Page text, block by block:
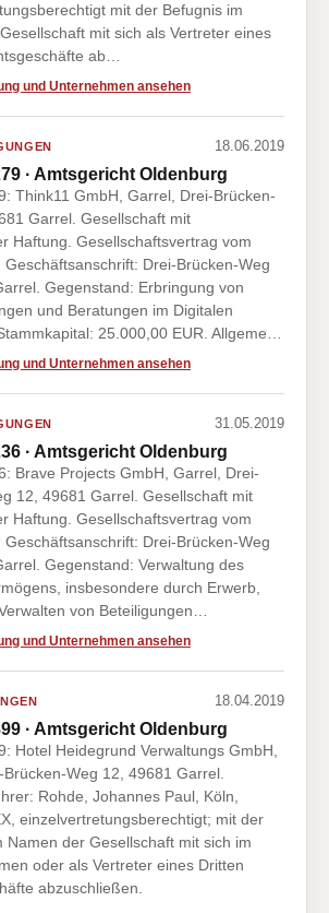
mit der Befugnis im
mit sich als Vertreter eines
ab…
und Unternehmen ansehen
18.06.2019
· Amtsgericht Oldenburg
Think11 GmbH, Garrel, Drei-Brücken-
Garrel. Gesellschaft mit
Haftung. Gesellschaftsvertrag vom
Geschäftsanschrift: Drei-Brücken-Weg
Gegenstand: Erbringung von
und Beratungen im Digitalen
25.000,00 EUR. Allgeme…
und Unternehmen ansehen
31.05.2019
· Amtsgericht Oldenburg
Brave Projects GmbH, Garrel, Drei-
12, 49681 Garrel. Gesellschaft mit
Haftung. Gesellschaftsvertrag vom
Geschäftsanschrift: Drei-Brücken-Weg
Gegenstand: Verwaltung des
insbesondere durch Erwerb,
von Beteiligungen…
und Unternehmen ansehen
18.04.2019
· Amtsgericht Oldenburg
Hotel Heidegrund Verwaltungs GmbH,
Weg 12, 49681 Garrel.
Rohde, Johannes Paul, Köln,
einzelvertretungsberechtigt; mit der
Namen der Gesellschaft mit sich im
oder als Vertreter eines Dritten
abzuschließen.